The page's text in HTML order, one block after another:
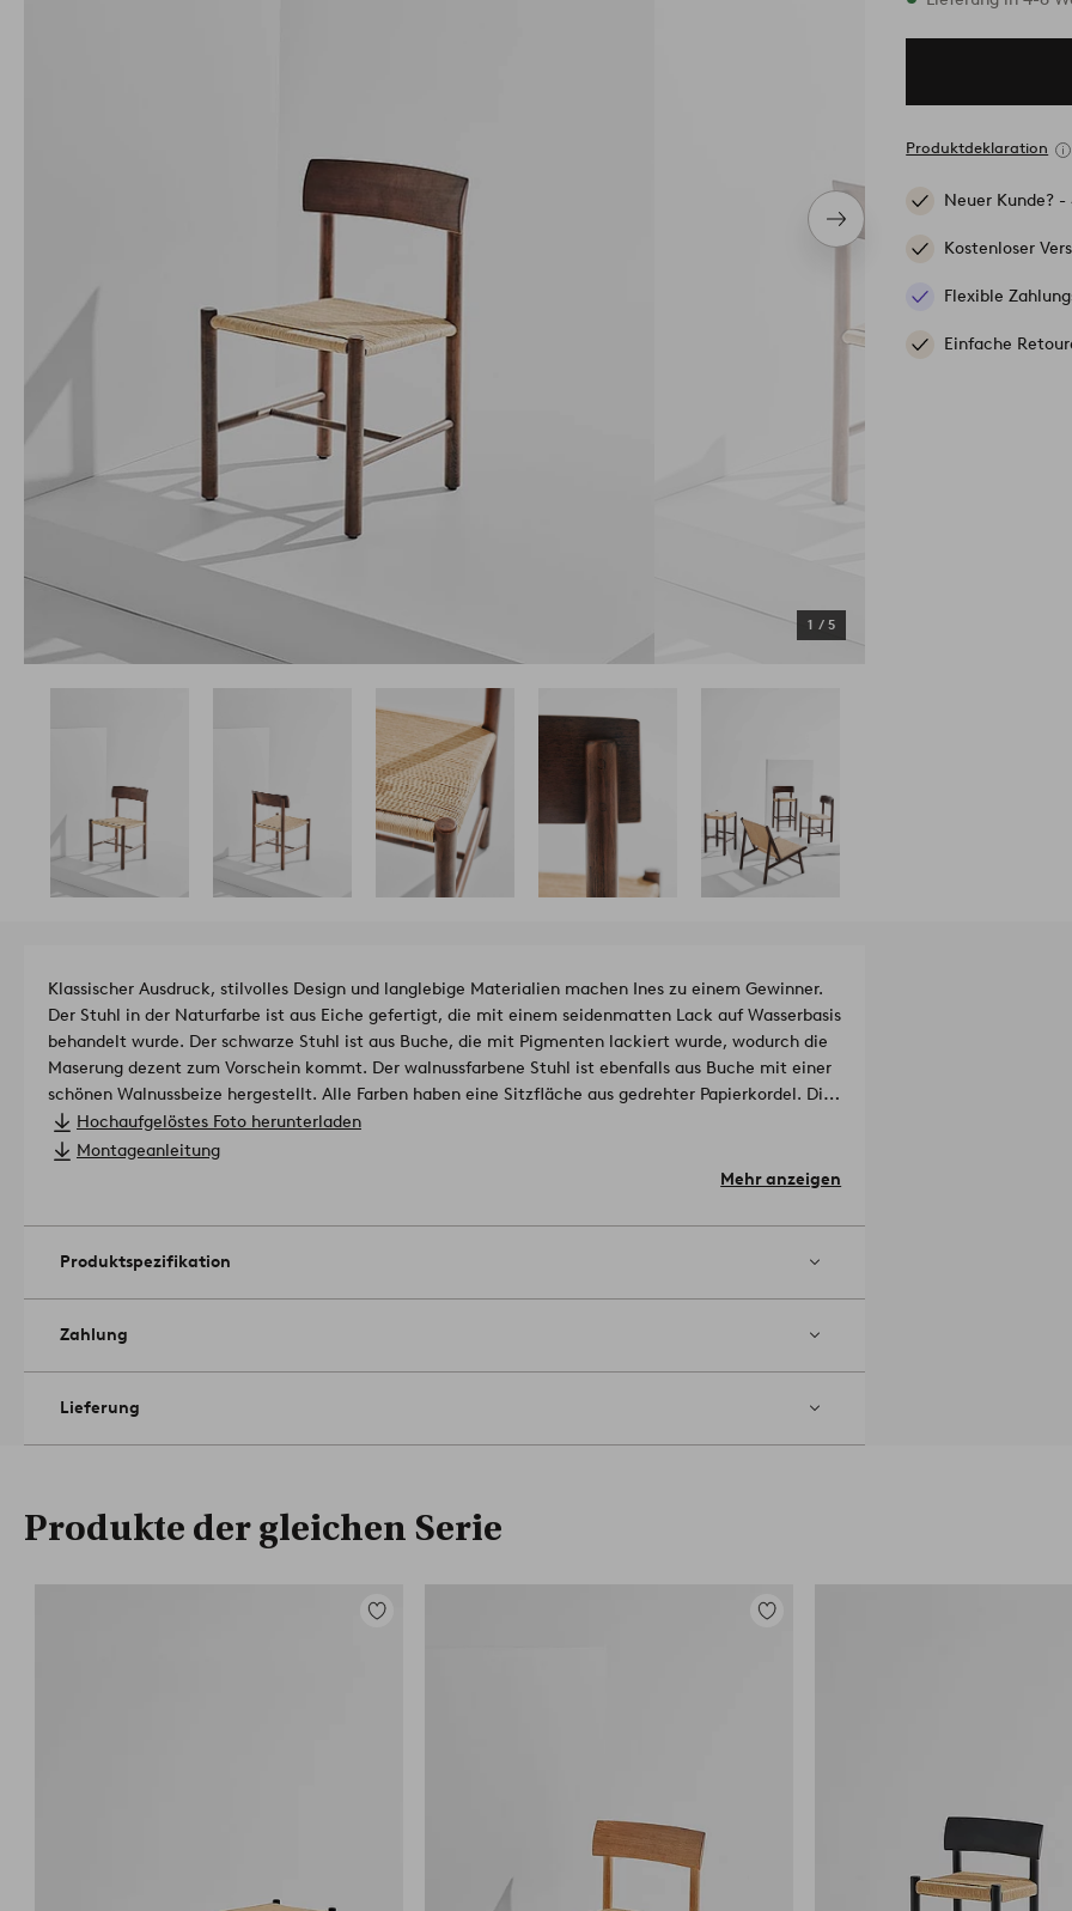
Nächstes
Produkt
1 / 5
Produktdeklaration
Neuer Kunde? -
Kostenloser
Flexible
Einfache
Klassischer Ausdruck, stilvolles Design und langlebige Materialien machen Ines zu einem Gewinner.
Der Stuhl in der Naturfarbe ist aus Eiche gefertigt, die mit einem seidenmatten Lack auf Wasserbasis
behandelt wurde. Der schwarze Stuhl ist aus Buche, die mit Pigmenten lackiert wurde, wodurch die
Maserung dezent zum Vorschein kommt. Der walnussfarbene Stuhl ist ebenfalls aus Buche mit einer
schönen Walnussbeize hergestellt. Alle Farben haben eine Sitzfläche aus gedrehter Papierkordel. Die
Sitzfläche wurde auf eine einfache und ansprechende Weise umwickelt. Ines ist ein Möbelstück, das
die Atmosphäre eines ganzen Raumes verändern kann.
Council (FSC) zertifiziert, was bedeutet, dass es Holz enthält, das aus verantwortungsvoller
Hochaufgelöstes Foto herunterladen
Montageanleitung
Mehr anzeigen
Produktspezifikation
Zahlung
Lieferung
Produkte der gleichen Serie
Zu
Zu